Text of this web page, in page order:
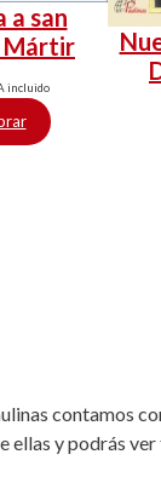
a san
Mártir
incluido
contamos
ellas y podrás